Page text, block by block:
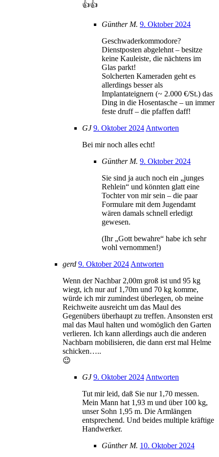
👍👍
Günther M. 9. Oktober 2024
Geschwaderkommodore?
Dienstposten abgelehnt – besitze
keine Kauleiste, die nächtens im
Glas parkt!
Solcherten Kameraden geht es
allerdings besser als
Implantateignern (~ 2.000 €/St.) das
Ding in die Hosentasche – un immer
feste druff – die pfaffen daff!
GJ 9. Oktober 2024 Antworten
Bei mir noch alles echt!
Günther M. 9. Oktober 2024
Sie sind ja auch noch ein „junges
Rehlein“ und könnten glatt eine
Tochter von mir sein – die paar
Formulare mit dem Jugendamt
wären damals schnell erledigt
gewesen.
(Ihr „Gott bewahre“ habe ich sehr
wohl vernommen!)
gerd 9. Oktober 2024 Antworten
Wenn der Nachbar 2,00m groß ist und 95 kg
wiegt, ich nur auf 1,70m und 70 kg komme,
würde ich mir zumindest überlegen, ob meine
Reichweite ausreicht um das Maul des
Gegenübers überhaupt zu treffen. Ansonsten erst
mal das Maul halten und womöglich den Garten
verlieren. Ich kann allerdings auch die anderen
Nachbarn mobilisieren, die dann erst mal Helme
schicken…..
😉
GJ 9. Oktober 2024 Antworten
Tut mir leid, daß Sie nur 1,70 messen.
Mein Mann hat 1,93 m und über 100 kg,
unser Sohn 1,95 m. Die Armlängen
entsprechend. Und beides multiple kräftige
Handwerker.
Günther M. 10. Oktober 2024